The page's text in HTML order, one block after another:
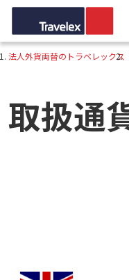
法人外貨両替のトラベレックス
取扱通